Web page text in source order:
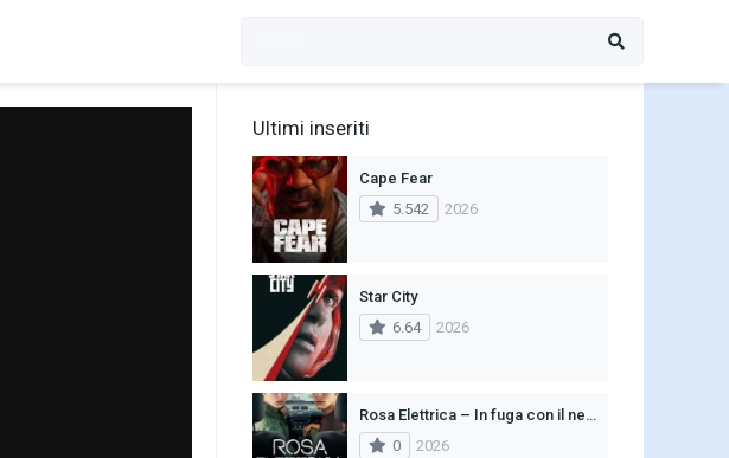
Ultimi inseriti
Cape Fear
5.542
2026
Star City
6.64
2026
Rosa Elettrica – In fuga con il nemico
0
2026